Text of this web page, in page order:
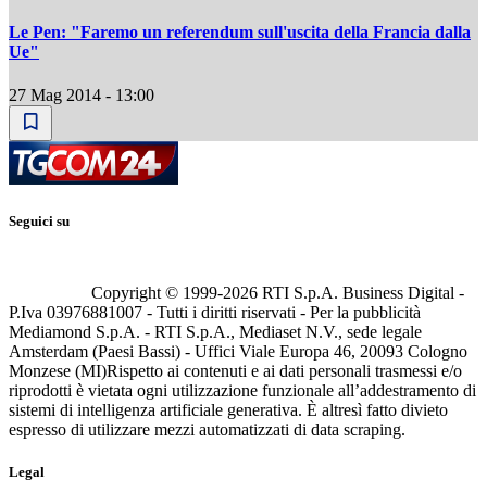
Le Pen: "Faremo un referendum sull'uscita della Francia dalla
Ue"
27 Mag 2014 - 13:00
Seguici su
Copyright © 1999-2026 RTI S.p.A. Business Digital -
P.Iva 03976881007 - Tutti i diritti riservati - Per la pubblicità
Mediamond S.p.A. - RTI S.p.A., Mediaset N.V., sede legale
Amsterdam (Paesi Bassi) - Uffici Viale Europa 46, 20093 Cologno
Monzese (MI)Rispetto ai contenuti e ai dati personali trasmessi e/o
riprodotti è vietata ogni utilizzazione funzionale all’addestramento di
sistemi di intelligenza artificiale generativa. È altresì fatto divieto
espresso di utilizzare mezzi automatizzati di data scraping.
Legal